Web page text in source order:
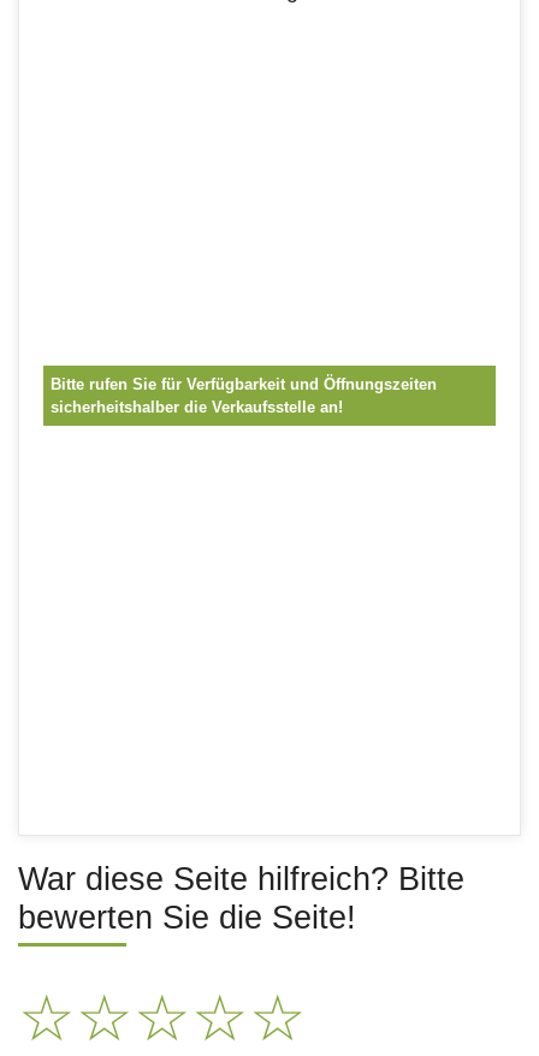
Bitte rufen Sie für Verfügbarkeit und Öffnungszeiten
sicherheitshalber die Verkaufsstelle an!
War diese Seite hilfreich? Bitte
bewerten Sie die Seite!
☆☆☆☆☆